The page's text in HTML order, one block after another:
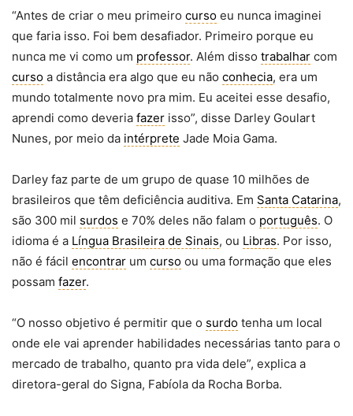
“Antes de criar o meu primeiro curso eu nunca imaginei
que faria isso. Foi bem desafiador. Primeiro porque eu
nunca me vi como um professor. Além disso trabalhar com
curso a distância era algo que eu não conhecia, era um
mundo totalmente novo pra mim. Eu aceitei esse desafio,
aprendi como deveria fazer isso”, disse Darley Goulart
Nunes, por meio da intérprete Jade Moia Gama.
Darley faz parte de um grupo de quase 10 milhões de
brasileiros que têm deficiência auditiva. Em Santa Catarina,
são 300 mil surdos e 70% deles não falam o português. O
idioma é a Língua Brasileira de Sinais, ou Libras. Por isso,
não é fácil encontrar um curso ou uma formação que eles
possam fazer.
“O nosso objetivo é permitir que o surdo tenha um local
onde ele vai aprender habilidades necessárias tanto para o
mercado de trabalho, quanto pra vida dele”, explica a
diretora-geral do Signa, Fabíola da Rocha Borba.